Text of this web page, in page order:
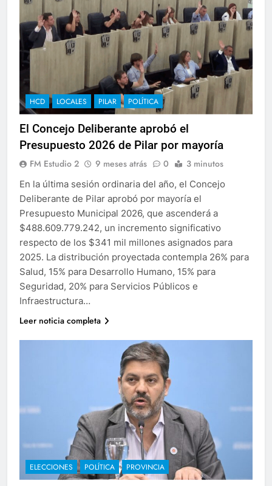
HCD LOCALES PILAR POLÍTICA
El Concejo Deliberante aprobó el
Presupuesto 2026 de Pilar por mayoría
FM Estudio 2 9 meses atrás 0 3 minutos
En la última sesión ordinaria del año, el Concejo
Deliberante de Pilar aprobó por mayoría el
Presupuesto Municipal 2026, que ascenderá a
$488.609.779.242, un incremento significativo
respecto de los $341 mil millones asignados para
2025. La distribución proyectada contempla 26% para
Salud, 15% para Desarrollo Humano, 15% para
Seguridad, 20% para Servicios Públicos e
Infraestructura…
Leer noticia completa
ELECCIONES POLÍTICA PROVINCIA